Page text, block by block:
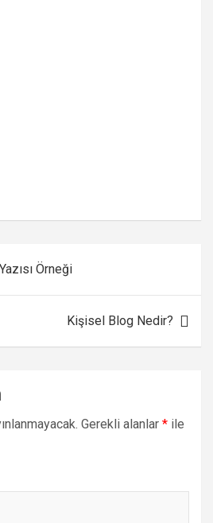
Örneği
Kişisel Blog Nedir?
Gerekli alanlar * ile